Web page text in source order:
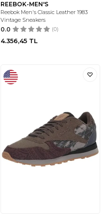
REEBOK-MEN'S
Reebok Men's Classic Leather 1983
Vintage Sneakers
0.0 (0)
4.356,45 TL